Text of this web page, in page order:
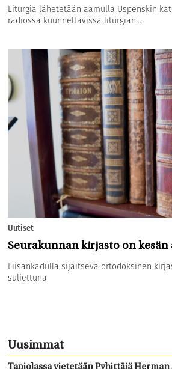
Liturgia lähetetään aamulla Uspenskin
radiossa kuunneltavissa liturgian...
Uutiset
Seurakunnan kirjasto on
Liisankadulla sijaitseva ortodoksinen
suljettuna
Uusimmat